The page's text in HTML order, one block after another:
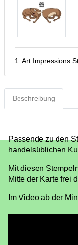
1: Art Impressions
Beschreibung
Passende zu den
handelsüblichen
Mit diesen
Mitte der Karte frei
Im Video ab der